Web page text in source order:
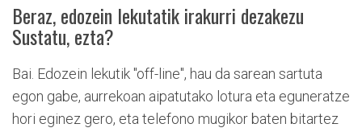
Beraz, edozein lekutatik irakurri dezakezu
Sustatu, ezta?
Bai. Edozein lekutik "off-line", hau da sarean sartuta
egon gabe, aurrekoan aipatutako lotura eta eguneratze
hori eginez gero, eta telefono mugikor baten bitartez